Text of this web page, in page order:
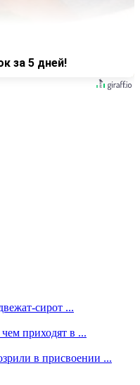
за 5 дней!
сирот ...
приходят в ...
в присвоении ...